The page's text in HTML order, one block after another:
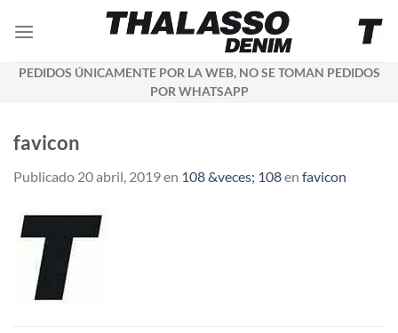
PEDIDOS ÚNICAMENTE POR LA WEB, NO SE TOMAN PEDIDOS
POR WHATSAPP
favicon
Publicado 20 abril, 2019en 108 &veces; 108en favicon